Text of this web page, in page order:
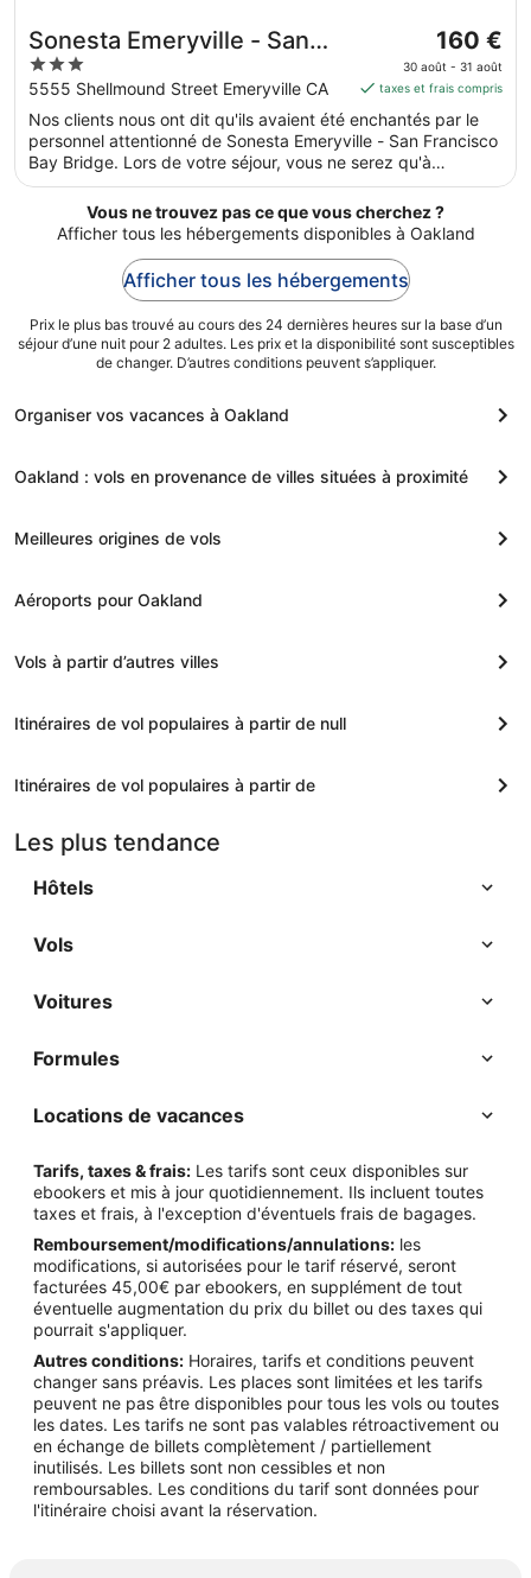
Sonesta Emeryville - San
Francisco Bay Bridge
3
out
of
5
5555 Shellmound Street Emeryville CA
Le
prix
est
de 160 €
par
nuit
août
au 31
160 €
30 août - 31 août
taxes et frais compris
Nos clients nous ont dit qu'ils avaient été enchantés par le
personnel attentionné de Sonesta Emeryville - San Francisco
Bay Bridge. Lors de votre séjour, vous ne serez qu'à
quelques minutes de marche de Baie de San Francisco.
Dans cet hébergement, vous profiterez de prestations de
choix comme l'accès Wi-Fi à Internet gratuit et une piscine
couverte, sans oublier un restaurant. Cet hébergement
propose des services et équipements pour chouchouter les
boules de tous poils, notamment des gamelles pour l'eau et
Vous ne trouvez pas ce que vous cherchez ?
Afficher tous les hébergements disponibles à Oakland
Afficher tous les hébergements
Prix le plus bas trouvé au cours des 24 dernières heures sur la base d’un
séjour d’une nuit pour 2 adultes. Les prix et la disponibilité sont susceptibles
de changer. D’autres conditions peuvent s’appliquer.
Organiser vos vacances à Oakland
Oakland : vols en provenance de villes situées à proximité
Meilleures origines de vols
Aéroports pour Oakland
Vols à partir d’autres villes
Itinéraires de vol populaires à partir de null
Itinéraires de vol populaires à partir de
Les plus tendance
Hôtels
Vols
Voitures
Formules
Locations de vacances
Tarifs, taxes & frais: Les tarifs sont ceux disponibles sur
ebookers et mis à jour quotidiennement. Ils incluent toutes
taxes et frais, à l'exception d'éventuels frais de bagages.
Remboursement/modifications/annulations: les
modifications, si autorisées pour le tarif réservé, seront
facturées 45,00€ par ebookers, en supplément de tout
éventuelle augmentation du prix du billet ou des taxes qui
pourrait s'appliquer.
Autres conditions: Horaires, tarifs et conditions peuvent
changer sans préavis. Les places sont limitées et les tarifs
peuvent ne pas être disponibles pour tous les vols ou toutes
les dates. Les tarifs ne sont pas valables rétroactivement ou
en échange de billets complètement / partiellement
inutilisés. Les billets sont non cessibles et non
remboursables. Les conditions du tarif sont données pour
l'itinéraire choisi avant la réservation.